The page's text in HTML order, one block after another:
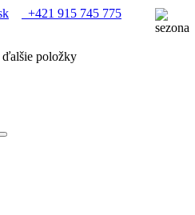
+421 915 745 775
ďalšie položky